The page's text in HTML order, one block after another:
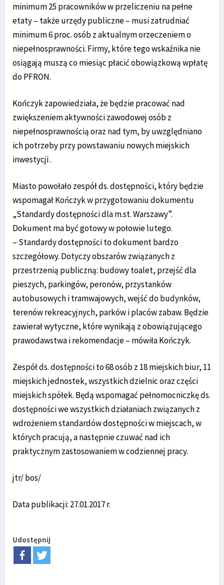
minimum 25 pracowników w przeliczeniu na pełne
etaty – także urzędy publiczne – musi zatrudniać
minimum 6 proc. osób z aktualnym orzeczeniem o
niepełnosprawności. Firmy, które tego wskaźnika nie
osiągają muszą co miesiąc płacić obowiązkową wpłatę
do PFRON.
Kończyk zapowiedziała, że będzie pracować nad
zwiększeniem aktywności zawodowej osób z
niepełnosprawnością oraz nad tym, by uwzględniano
ich potrzeby przy powstawaniu nowych miejskich
inwestycji .
Miasto powołało zespół ds. dostępności, który będzie
wspomagał Kończyk w przygotowaniu dokumentu
„Standardy dostępności dla m.st. Warszawy”.
Dokument ma być gotowy w połowie lutego.
– Standardy dostępności to dokument bardzo
szczegółowy. Dotyczy obszarów związanych z
przestrzenią publiczną: budowy toalet, przejść dla
pieszych, parkingów, peronów, przystanków
autobusowych i tramwajowych, wejść do budynków,
terenów rekreacyjnych, parków i placów zabaw. Będzie
zawierał wytyczne, które wynikają z obowiązującego
prawodawstwa i rekomendacje – mówiła Kończyk.
Zespół ds. dostępności to 68 osób z 18 miejskich biur, 11
miejskich jednostek, wszystkich dzielnic oraz części
miejskich spółek. Będą wspomagać pełnomocniczkę ds.
dostępności we wszystkich działaniach związanych z
wdrożeniem standardów dostępności w miejscach, w
których pracują, a następnie czuwać nad ich
praktycznym zastosowaniem w codziennej pracy.
jtr/ bos/
Data publikacji: 27.01.2017 r.
Udostępnij